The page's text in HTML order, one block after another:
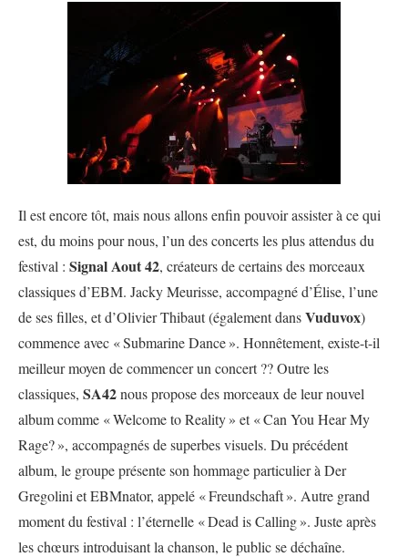
Il est encore tôt, mais nous allons enfin pouvoir assister à ce qui
est, du moins pour nous, l’un des concerts les plus attendus du
festival : Signal Aout 42, créateurs de certains des morceaux
classiques d’EBM. Jacky Meurisse, accompagné d’Élise, l’une
de ses filles, et d’Olivier Thibaut (également dansVuduvox)
commence avec «Submarine Dance». Honnêtement, existe-t-il
meilleur moyen de commencer un concert ?? Outre les
classiques, SA42nous propose des morceaux de leur nouvel
album comme «Welcome to Reality» et «Can You Hear My
Rage?», accompagnés de superbes visuels. Du précédent
album, le groupe présente son hommage particulier à Der
Gregolini et EBMnator, appelé «Freundschaft». Autre grand
moment du festival : l’éternelle «Dead is Calling». Juste après
les chœurs introduisant la chanson, le public se déchaîne.